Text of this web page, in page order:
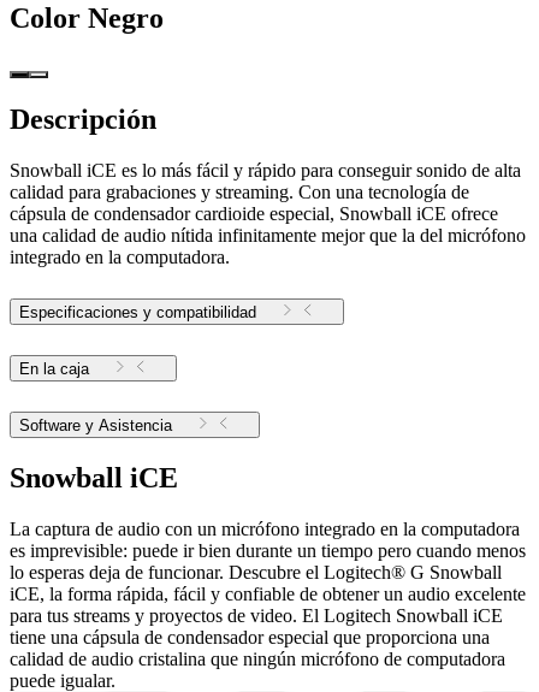
Color Negro
Descripción
Snowball iCE es lo más fácil y rápido para conseguir sonido de alta
calidad para grabaciones y streaming. Con una tecnología de
cápsula de condensador cardioide especial, Snowball iCE ofrece
una calidad de audio nítida infinitamente mejor que la del micrófono
integrado en la computadora.
Especificaciones y compatibilidad
En la caja
Software y Asistencia
Snowball iCE
La captura de audio con un micrófono integrado en la computadora
es imprevisible: puede ir bien durante un tiempo pero cuando menos
lo esperas deja de funcionar. Descubre el Logitech® G Snowball
iCE, la forma rápida, fácil y confiable de obtener un audio excelente
para tus streams y proyectos de video. El Logitech Snowball iCE
tiene una cápsula de condensador especial que proporciona una
calidad de audio cristalina que ningún micrófono de computadora
puede igualar.